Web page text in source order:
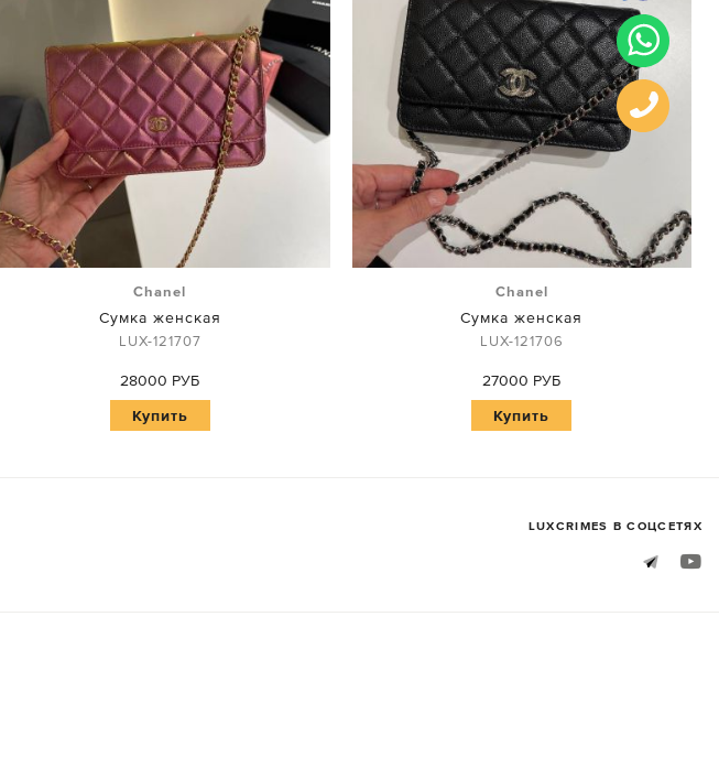
Chanel
Сумка женская
LUX-121707
28000 РУБ
Купить
Chanel
Сумка женская
LUX-121706
27000 РУБ
Купить
LUXСRIMES В СОЦСЕТЯХ